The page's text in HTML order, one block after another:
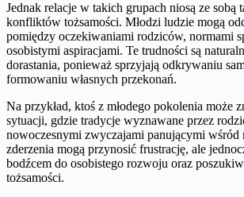
Jednak relacje w takich grupach niosą ze sobą
konfliktów tożsamości. Młodzi ludzie mogą
pomiędzy oczekiwaniami rodziców, normami
osobistymi aspiracjami. Te trudności są
dorastania, ponieważ sprzyjają odkrywaniu
formowaniu własnych przekonań.
Na przykład, ktoś z młodego pokolenia może
sytuacji, gdzie tradycje wyznawane przez
nowoczesnymi zwyczajami panującymi
zderzenia mogą przynosić frustrację, ale
bodźcem do osobistego rozwoju oraz
tożsamości.